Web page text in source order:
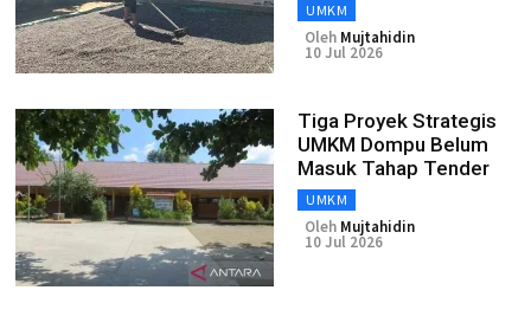
UMKM
Oleh Mujtahidin
10 Jul 2026
Tiga Proyek Strategis
UMKM Dompu Belum
Masuk Tahap Tender
UMKM
Oleh Mujtahidin
10 Jul 2026